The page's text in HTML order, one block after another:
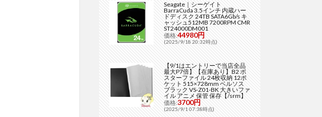
Seagate｜シーゲイト
BarraCuda 3.5インチ 内蔵ハー
ドディスク 24TB SATA6Gb/s キ
ャッシュ512MB 7200RPM CMR
ST24000DM001
価格:44980円
(2025/9/18 20:32時点)
【9/1はエントリーで当店全品
最大P7倍】【在庫あり】B2 ポ
スターファイル 24枚収納 12ポ
ケット 515×728mm ベルソス
ブラック VS-Z01-BK 大きいファ
イル アニメ 保管 保存【/srm】
価格:3700円
(2025/9/1 07:38時点)